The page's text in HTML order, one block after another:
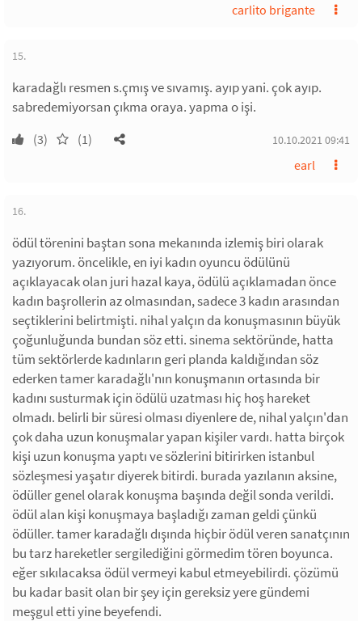
carlito brigante
15.
karadağlı resmen s.çmış ve sıvamış. ayıp yani. çok ayıp.
sabredemiyorsan çıkma oraya. yapma o işi.
(3) (1) 10.10.2021 09:41
earl
16.
ödül törenini baştan sona mekanında izlemiş biri olarak
yazıyorum. öncelikle, en iyi kadın oyuncu ödülünü
açıklayacak olan juri hazal kaya, ödülü açıklamadan önce
kadın başrollerin az olmasından, sadece 3 kadın arasından
seçtiklerini belirtmişti. nihal yalçın da konuşmasının büyük
çoğunluğunda bundan söz etti. sinema sektöründe, hatta
tüm sektörlerde kadınların geri planda kaldığından söz
ederken tamer karadağlı'nın konuşmanın ortasında bir
kadını susturmak için ödülü uzatması hiç hoş hareket
olmadı. belirli bir süresi olması diyenlere de, nihal yalçın'dan
çok daha uzun konuşmalar yapan kişiler vardı. hatta birçok
kişi uzun konuşma yaptı ve sözlerini bitirirken istanbul
sözleşmesi yaşatır diyerek bitirdi. burada yazılanın aksine,
ödüller genel olarak konuşma başında değil sonda verildi.
ödül alan kişi konuşmaya başladığı zaman geldi çünkü
ödüller. tamer karadağlı dışında hiçbir ödül veren sanatçının
bu tarz hareketler sergilediğini görmedim tören boyunca.
eğer sıkılacaksa ödül vermeyi kabul etmeyebilirdi. çözümü
bu kadar basit olan bir şey için gereksiz yere gündemi
meşgul etti yine beyefendi.